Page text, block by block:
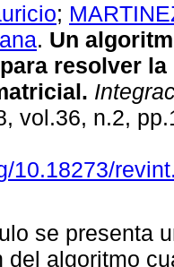
;
. Un
resolver la
vol.36, n.2,
10.18273/
se presenta
del algoritmo